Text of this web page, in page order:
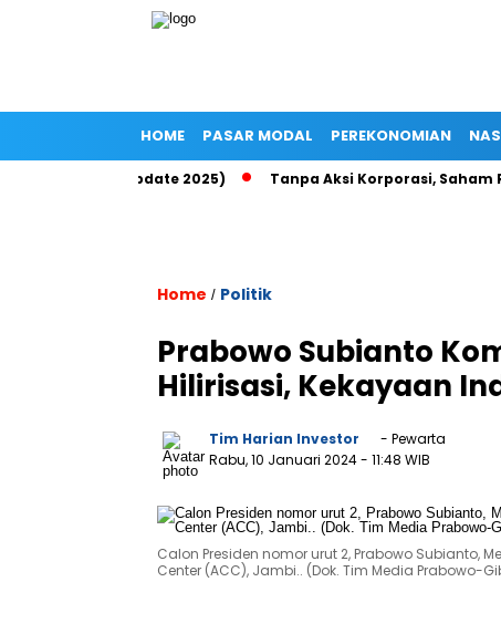
HOME PASAR MODAL PEREKONOMIAN
Epayu (Update 2025) Tanpa Aksi Korporasi, Saham
Home / Politik
Prabowo Subianto
Hilirisasi, Kekayaan
Tim Harian Investor
- Pewarta
Rabu, 10 Januari 2024- 11:48 WIB
Calon Presiden nomor urut 2, Prabowo Subianto,
Center (ACC), Jambi.. (Dok. Tim Media Prabowo-